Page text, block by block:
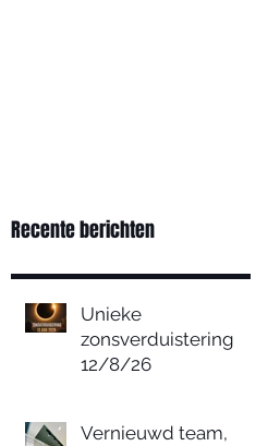
Recente berichten
Unieke
zonsverduistering
12/8/26
Vernieuwd team,